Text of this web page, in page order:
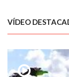
VÍDEO